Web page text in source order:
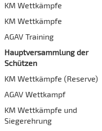
KM Wettkämpfe
KM Wettkämpfe
AGAV Training
Hauptversammlung der
Schützen
KM Wettkämpfe (Reserve)
AGAV Wettkampf
KM Wettkämpfe und
Siegerehrung